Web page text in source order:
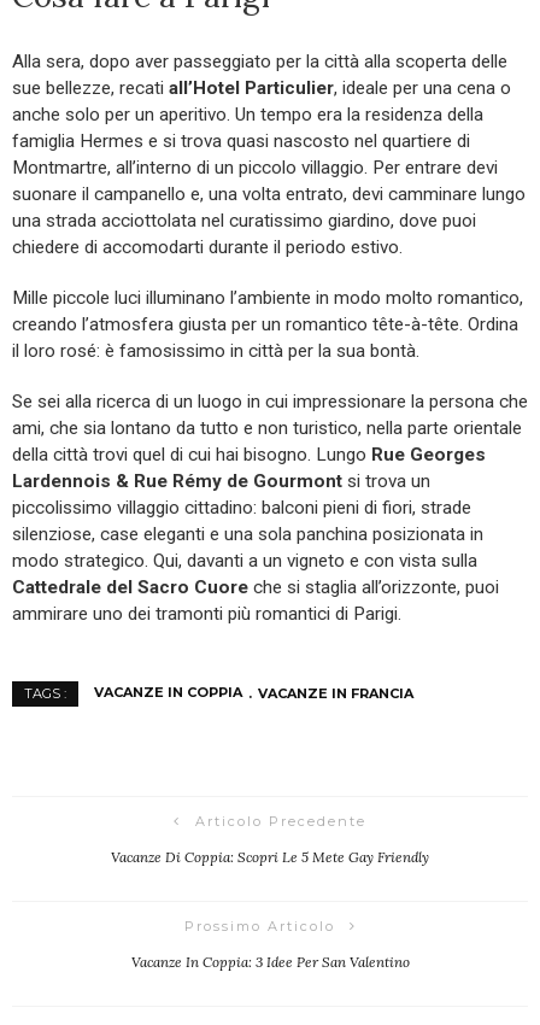
Alla sera, dopo aver passeggiato per la città alla scoperta delle
sue bellezze, recati all’Hotel Particulier, ideale per una cena o
anche solo per un aperitivo. Un tempo era la residenza della
famiglia Hermes e si trova quasi nascosto nel quartiere di
Montmartre, all’interno di un piccolo villaggio. Per entrare devi
suonare il campanello e, una volta entrato, devi camminare lungo
una strada acciottolata nel curatissimo giardino, dove puoi
chiedere di accomodarti durante il periodo estivo.
Mille piccole luci illuminano l’ambiente in modo molto romantico,
creando l’atmosfera giusta per un romantico tête-à-tête. Ordina
il loro rosé: è famosissimo in città per la sua bontà.
Se sei alla ricerca di un luogo in cui impressionare la persona che
ami, che sia lontano da tutto e non turistico, nella parte orientale
della città trovi quel di cui hai bisogno. Lungo Rue Georges
Lardennois & Rue Rémy de Gourmont si trova un
piccolissimo villaggio cittadino: balconi pieni di fiori, strade
silenziose, case eleganti e una sola panchina posizionata in
modo strategico. Qui, davanti a un vigneto e con vista sulla
Cattedrale del Sacro Cuore che si staglia all’orizzonte, puoi
ammirare uno dei tramonti più romantici di Parigi.
TAGS : VACANZE IN COPPIA VACANZE IN FRANCIA
Articolo Precedente
Vacanze Di Coppia: Scopri Le 5 Mete Gay Friendly
Prossimo Articolo
Vacanze In Coppia: 3 Idee Per San Valentino